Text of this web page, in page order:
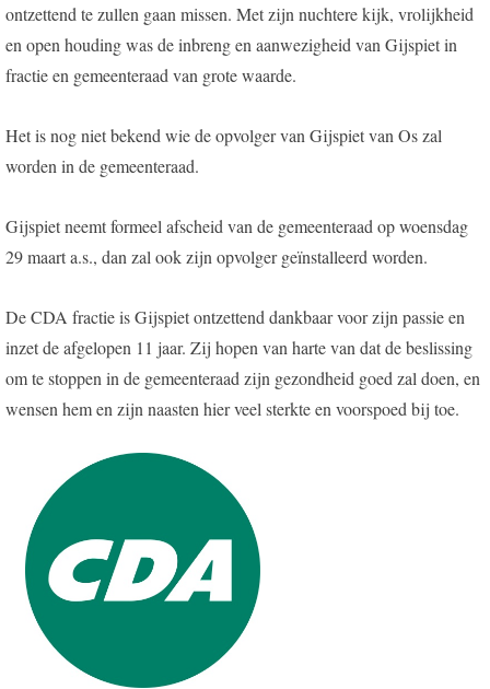
ontzettend te zullen gaan missen. Met zijn nuchtere kijk, vrolijkheid
en open houding was de inbreng en aanwezigheid van Gijspiet in
fractie en gemeenteraad van grote waarde.
Het is nog niet bekend wie de opvolger van Gijspiet van Os zal
worden in de gemeenteraad.
Gijspiet neemt formeel afscheid van de gemeenteraad op woensdag
29 maart a.s., dan zal ook zijn opvolger geïnstalleerd worden.
De CDA fractie is Gijspiet ontzettend dankbaar voor zijn passie en
inzet de afgelopen 11 jaar. Zij hopen van harte van dat de beslissing
om te stoppen in de gemeenteraad zijn gezondheid goed zal doen, en
wensen hem en zijn naasten hier veel sterkte en voorspoed bij toe.